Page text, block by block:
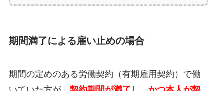
期間満了による雇い止めの場合
期間の定めのある労働契約（有期雇用契約）で働